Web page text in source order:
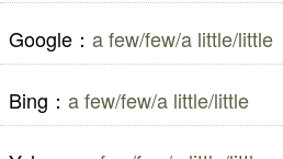
Google： a few/few/a little/little
Bing： a few/few/a little/little